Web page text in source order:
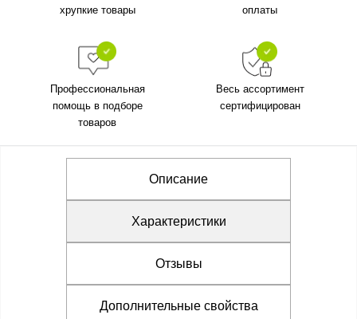
хрупкие товары
оплаты
Профессиональная
помощь в подборе
товаров
Весь ассортимент
сертифицирован
Описание
Характеристики
Отзывы
Дополнительные свойства